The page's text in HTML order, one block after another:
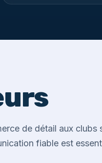
de détail aux
fiable est